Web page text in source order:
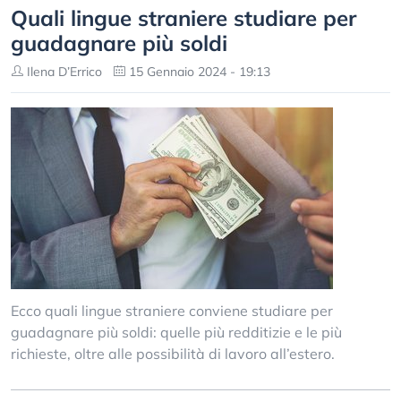
Quali lingue straniere studiare per
guadagnare più soldi
Ilena D’Errico 15 Gennaio 2024 - 19:13
Ecco quali lingue straniere conviene studiare per
guadagnare più soldi: quelle più redditizie e le più
richieste, oltre alle possibilità di lavoro all’estero.